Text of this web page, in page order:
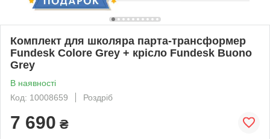
Комплект для школяра парта-трансформер
Fundesk Colore Grey + крісло Fundesk Buono
Grey
В наявності
Код: 10008659
Роздріб
7 690 ₴